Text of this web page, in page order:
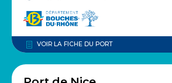
VOIR LA FICHE DU PORT